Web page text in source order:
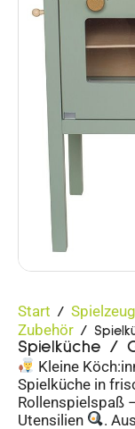
Start / Spielzeug
Zubehör /
Spielküche /
Kleine
Spielküche in
Rollenspielspaß
Utensilien
.